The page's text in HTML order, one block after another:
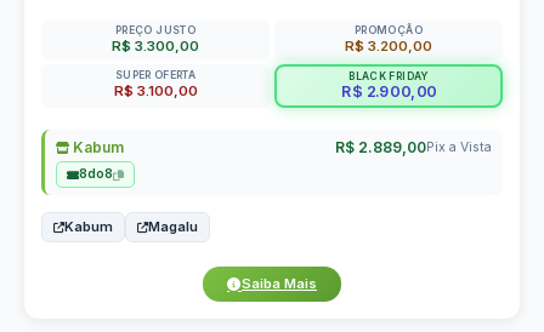
PREÇO JUSTO
R$ 3.300,00
PROMOÇÃO
R$ 3.200,00
SUPER OFERTA
R$ 3.100,00
BLACK FRIDAY
R$ 2.900,00
Kabum R$ 2.889,00Pix a Vista
8do8
Kabum Magalu
Saiba Mais